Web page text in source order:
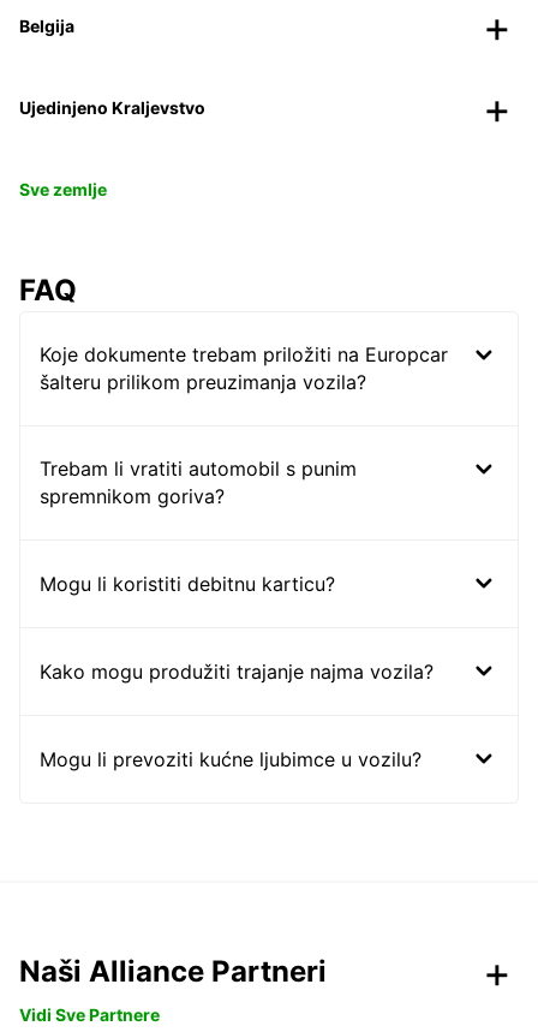
Belgija
Ujedinjeno Kraljevstvo
Sve zemlje
FAQ
Koje dokumente trebam priložiti na Europcar
šalteru prilikom preuzimanja vozila?
Trebam li vratiti automobil s punim
spremnikom goriva?
Mogu li koristiti debitnu karticu?
Kako mogu produžiti trajanje najma vozila?
Mogu li prevoziti kućne ljubimce u vozilu?
Naši Alliance Partneri
Vidi Sve Partnere